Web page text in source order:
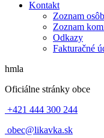
Kontakt
Zoznam osôb
Zoznam
Odkazy
Fakturačné
hmla
Oficiálne stránky obce
+421 444 300 244
obec@likavka.sk